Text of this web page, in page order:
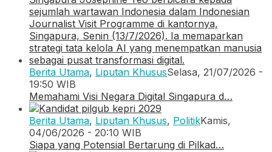
Berita Utama, Liputan KhususSelasa, 21/07/2026 -
19:50 WIB
Memahami Visi Negara Digital Singapura d…
Berita Utama, Liputan Khusus, PolitikKamis,
04/06/2026 - 20:10 WIB
Siapa yang Potensial Bertarung di Pilkad…